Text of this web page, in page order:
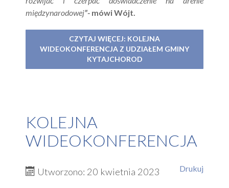
międzynarodowej”- mówi Wójt.
CZYTAJ WIĘCEJ: KOLEJNA
WIDEOKONFERENCJA Z UDZIAŁEM GMINY
KYTAJCHOROD
KOLEJNA
WIDEOKONFERENCJA
Drukuj
Utworzono: 20 kwietnia 2023